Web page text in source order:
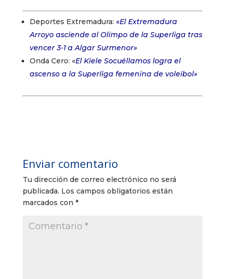
Deportes Extremadura: «El Extremadura
Arroyo asciende al Olimpo de la Superliga tras
vencer 3-1 a Algar Surmenor»
Onda Cero: «El Kiele Socuéllamos logra el
ascenso a la Superliga femenina de voleibol»
Enviar comentario
Tu dirección de correo electrónico no será
publicada. Los campos obligatorios están
marcados con *